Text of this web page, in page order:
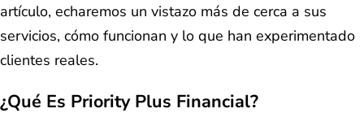
artículo, echaremos un vistazo más de cerca a sus
servicios, cómo funcionan y lo que han experimentado
clientes reales.
¿Qué Es Priority Plus Financial?